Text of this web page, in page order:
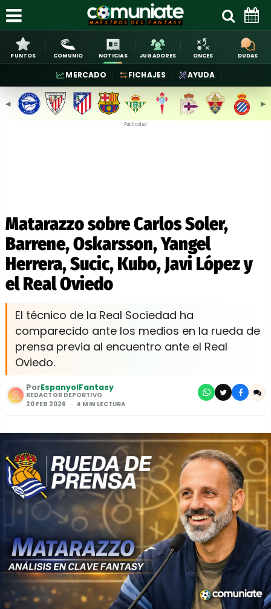
PUNTOS COMUNIO NOTICIAS JUGADORES ONCES DUDAS
MERCADO FICHAJES AYUDA
◀︎ ▶︎
Publicidad
Matarazzo sobre Carlos Soler,
Barrene, Oskarsson, Yangel
Herrera, Sucic, Kubo, Javi López y
el Real Oviedo
El técnico de la Real Sociedad ha
comparecido ante los medios en la rueda de
prensa previa al encuentro ante el Real
Oviedo.
PorEspanyolFantasy
REDACTOR DEPORTIVO
20 FEB 2026
4 MIN LECTURA